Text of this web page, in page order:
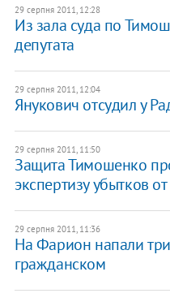
29 серпня 2011, 12:28
Из зала суда по
депутата
29 серпня 2011, 12:04
Янукович отсудил у
29 серпня 2011, 11:50
Защита Тимошенко
экспертизу убытков
29 серпня 2011, 11:36
На Фарион напали
гражданском